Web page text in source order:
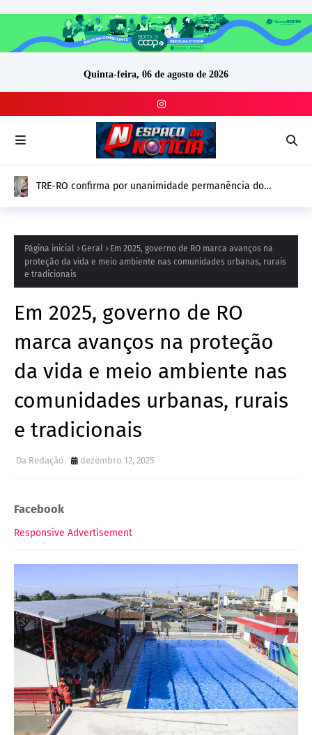
Quinta-feira, 06 de agosto de 2026
TRE-RO confirma por unanimidade permanência do
Página inicial Geral
Em 2025, governo de RO marca avanços na
proteção da vida e meio ambiente nas comunidades urbanas, rurais
e tradicionais
Em 2025, governo de RO
marca avanços na proteção
da vida e meio ambiente nas
comunidades urbanas, rurais
e tradicionais
Da Redação dezembro 12, 2025
Facebook
Responsive Advertisement